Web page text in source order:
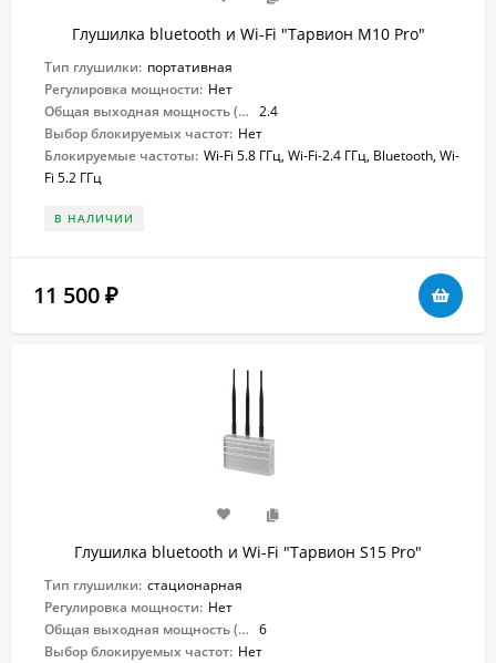
Глушилка bluetooth и Wi-Fi "Тарвион M10 Pro"
Тип глушилки: портативная
Регулировка мощности: Нет
Общая выходная мощность (Вт): 2.4
Выбор блокируемых частот: Нет
Блокируемые частоты: Wi-Fi 5.8 ГГц, Wi-Fi-2.4 ГГц, Bluetooth, Wi-
Fi 5.2 ГГц
В НАЛИЧИИ
11 500 ₽
Глушилка bluetooth и Wi-Fi "Тарвион S15 Pro"
Тип глушилки: стационарная
Регулировка мощности: Нет
Общая выходная мощность (Вт): 6
Выбор блокируемых частот: Нет